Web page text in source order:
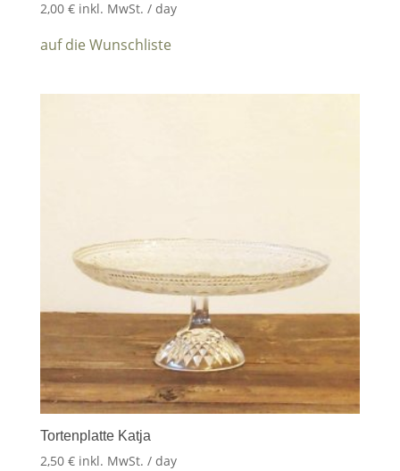
2,00 € inkl. MwSt. / day
auf die Wunschliste
Tortenplatte Katja
2,50 € inkl. MwSt. / day